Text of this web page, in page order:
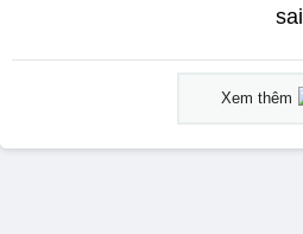
sai
Xem thêm